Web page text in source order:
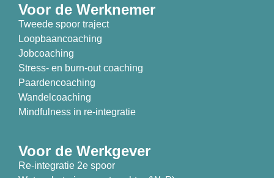
Voor de Werknemer
Tweede spoor traject
Loopbaancoaching
Jobcoaching
Stress- en burn-out coaching
Paardencoaching
Wandelcoaching
Mindfulness in re-integratie
Voor de Werkgever
Re-integratie 2e spoor